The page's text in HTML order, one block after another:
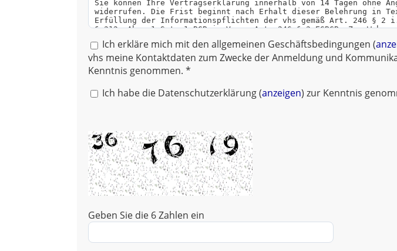
Ich erkläre mich mit den allgemeinen Geschäftsbedingungen (
vhs meine Kontaktdaten zum Zwecke der Anmeldung und
Kenntnis genommen. *
Ich habe die Datenschutzerklärung (anzeigen) zur Kenntnis
Geben Sie die 6 Zahlen ein